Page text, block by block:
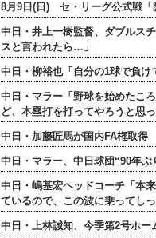
8月9日(日) セ・リーグ公式戦「
中日・井上一樹監督、ダブルス
スと言われたら…」
中日・柳裕也「自分の1球で負け
中日・マラー「野球を始めたこ
ど、本塁打を打ってやろうと思っ
中日・加藤匠馬が国内FA権取得
中日・マラー、中日球団“90年ぶ
中日・嶋基宏ヘッドコーチ「本
ているので、この波に乗ってし
中日・上林誠知、今季第2号ホー